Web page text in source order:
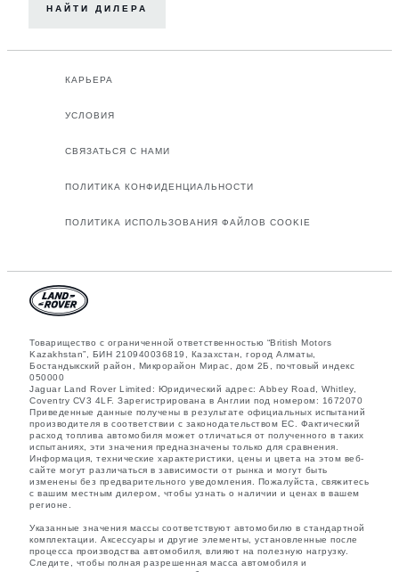
НАЙТИ ДИЛЕРА
КАРЬЕРА
УСЛОВИЯ
СВЯЗАТЬСЯ С НАМИ
ПОЛИТИКА КОНФИДЕНЦИАЛЬНОСТИ
ПОЛИТИКА ИСПОЛЬЗОВАНИЯ ФАЙЛОВ COOKIE
Товарищество с ограниченной ответственностью “British Motors
Kazakhstan”, БИН 210940036819, Казахстан, город Алматы,
Бостандыкский район, Микрорайон Мирас, дом 2Б, почтовый индекс
050000
Jaguar Land Rover Limited: Юридический адрес: Abbey Road, Whitley,
Coventry CV3 4LF. Зарегистрирована в Англии под номером: 1672070
Приведенные данные получены в результате официальных испытаний
производителя в соответствии с законодательством ЕС. Фактический
расход топлива автомобиля может отличаться от полученного в таких
испытаниях, эти значения предназначены только для сравнения.
Информация, технические характеристики, цены и цвета на этом веб-
сайте могут различаться в зависимости от рынка и могут быть
изменены без предварительного уведомления. Пожалуйста, свяжитесь
с вашим местным дилером, чтобы узнать о наличии и ценах в вашем
регионе.
Указанные значения массы соответствуют автомобилю в стандартной
комплектации. Аксессуары и другие элементы, установленные после
процесса производства автомобиля, влияют на полезную нагрузку.
Следите, чтобы полная разрешенная масса автомобиля и